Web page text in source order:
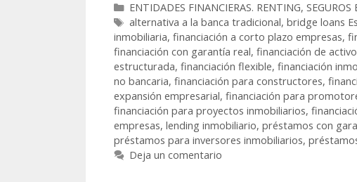
ENTIDADES FINANCIERAS. RENTING, SEGUROS
alternativa a la banca tradicional, bridge loans
inmobiliaria, financiación a corto plazo empresas,
financiación con garantía real, financiación de
estructurada, financiación flexible, financiación
no bancaria, financiación para constructores,
expansión empresarial, financiación para
financiación para proyectos inmobiliarios,
empresas, lending inmobiliario, préstamos con
préstamos para inversores inmobiliarios,
Deja un comentario